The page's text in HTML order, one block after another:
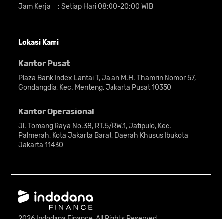
Jam Kerja : Setiap Hari 08:00-20:00 WIB
Lokasi Kami
Kantor Pusat
Plaza Bank Index Lantai T, Jalan M.H. Thamrin Nomor 57,
Gondangdia, Kec. Menteng, Jakarta Pusat 10350
Kantor Operasional
Jl. Tomang Raya No.38, RT.5/RW.1, Jatipulo, Kec.
Palmerah, Kota Jakarta Barat, Daerah Khusus Ibukota
Jakarta 11430